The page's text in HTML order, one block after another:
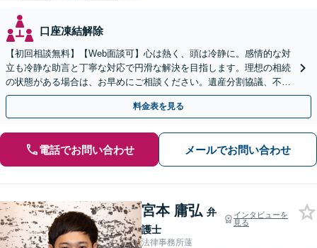
口座凍結解除
【初回相談無料】【Web面談可】心は熱く、頭は冷静に。感情的な対
立も冷静な助言と丁寧な対応で円滑な解決を目指します。理想の相続
の状態がある場合は、お早めにご相談ください。遺産分割協議、不動
産相続、遺留分など【休日・夜間面談可】【北浜駅1分】
料金表を見る
電話でお問い合わせ メールでお問い合わせ
宮本 庸弘 弁
護士
インタビューを
見る
法律事務所蓮